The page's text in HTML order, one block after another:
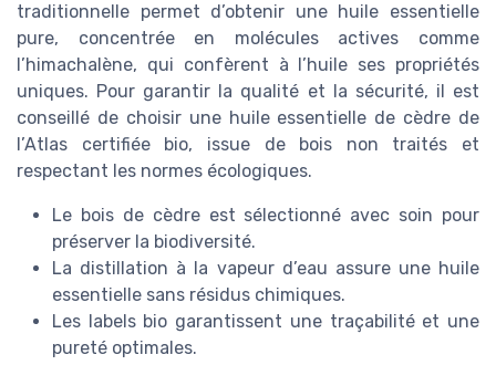
traditionnelle permet d’obtenir une huile essentielle
pure, concentrée en molécules actives comme
l’himachalène, qui confèrent à l’huile ses propriétés
uniques. Pour garantir la qualité et la sécurité, il est
conseillé de choisir une huile essentielle de cèdre de
l’Atlas certifiée bio, issue de bois non traités et
respectant les normes écologiques.
Le bois de cèdre est sélectionné avec soin pour
préserver la biodiversité.
La distillation à la vapeur d’eau assure une huile
essentielle sans résidus chimiques.
Les labels bio garantissent une traçabilité et une
pureté optimales.